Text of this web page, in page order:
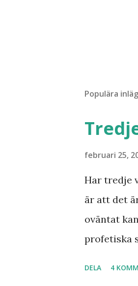
Populära
februari 25,
Har tredje
är att det
oväntat
profetiska
DELA 4